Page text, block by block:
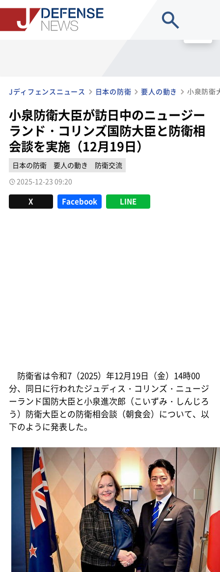
Jディフェンスニュース 日本の防衛 要人の動き
小泉防衛大臣が訪日中のニュージー
ランド・コリンズ国防大臣と防衛相
会談を実施（12月19日）
日本の防衛 要人の動き
防衛交流
2025-12-23 09:20
X Facebook LINE
防衛省は令和7（2025）年12月19日（金）14時00
分、同日に行われたジュディス・コリンズ・ニュージ
ーランド国防大臣と小泉進次郎（こいずみ・しんじろ
う）防衛大臣との防衛相会談（朝食会）について、以
下のように発表した。